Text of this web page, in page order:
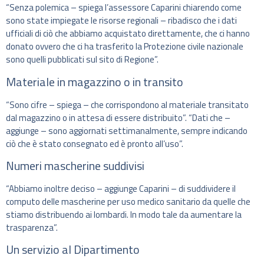
“Senza polemica – spiega l’assessore Caparini chiarendo come
sono state impiegate le risorse regionali – ribadisco che i dati
ufficiali di ciò che abbiamo acquistato direttamente, che ci hanno
donato ovvero che ci ha trasferito la Protezione civile nazionale
sono quelli pubblicati sul sito di Regione”.
Materiale in magazzino o in transito
“Sono cifre – spiega – che corrispondono al materiale transitato
dal magazzino o in attesa di essere distribuito”. “Dati che –
aggiunge – sono aggiornati settimanalmente, sempre indicando
ciò che è stato consegnato ed è pronto all’uso”.
Numeri mascherine suddivisi
“Abbiamo inoltre deciso – aggiunge Caparini – di suddividere il
computo delle mascherine per uso medico sanitario da quelle che
stiamo distribuendo ai lombardi. In modo tale da aumentare la
trasparenza”.
Un servizio al Dipartimento